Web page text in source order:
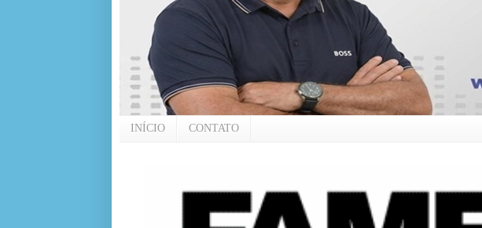
INÍCIO CONTATO